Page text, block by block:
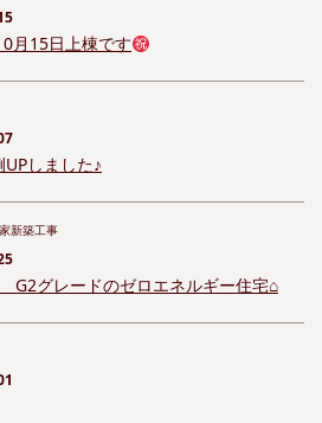
月15日上棟です
しました♪
新築工事
G2グレードのゼロエネルギー住宅⌂